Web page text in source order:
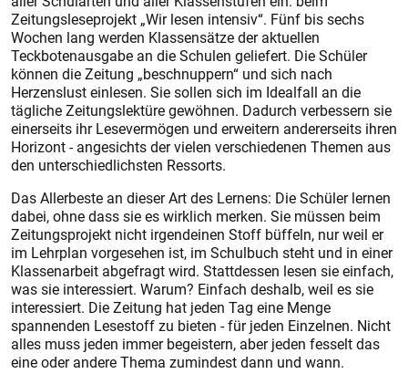
Zeitungsleseprojekt „Wir lesen intensiv“. Fünf bis sechs
Wochen lang werden Klassensätze der aktuellen
Teckbotenausgabe an die Schulen geliefert. Die Schüler
können die Zeitung „beschnuppern“ und sich nach
Herzenslust einlesen. Sie sollen sich im Idealfall an die
tägliche Zeitungslektüre gewöhnen. Dadurch verbessern sie
einerseits ihr Lesevermögen und erweitern andererseits ihren
Horizont - angesichts der vielen verschiedenen Themen aus
den unterschiedlichsten Ressorts.
Das Allerbeste an dieser Art des Lernens: Die Schüler lernen
dabei, ohne dass sie es wirklich merken. Sie müssen beim
Zeitungsprojekt nicht irgendeinen Stoff büffeln, nur weil er
im Lehrplan vorgesehen ist, im Schulbuch steht und in einer
Klassenarbeit abgefragt wird. Stattdessen lesen sie einfach,
was sie interessiert. Warum? Einfach deshalb, weil es sie
interessiert. Die Zeitung hat jeden Tag eine Menge
spannenden Lesestoff zu bieten - für jeden Einzelnen. Nicht
alles muss jeden immer begeistern, aber jeden fesselt das
eine oder andere Thema zumindest dann und wann.